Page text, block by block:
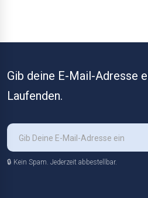
Gib deine E-Mail-Adresse
Laufenden.
🔒 Kein Spam. Jederzeit abbestellbar.